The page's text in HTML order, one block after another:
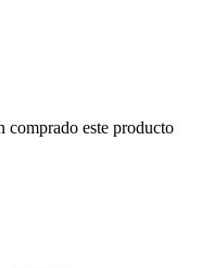
comprado este producto